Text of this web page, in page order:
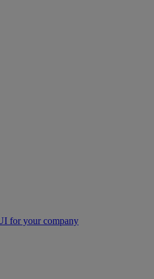
for your company